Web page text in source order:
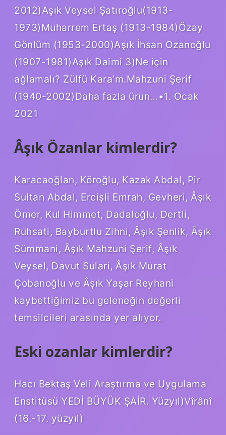
2012)Aşık Veysel Şatıroğlu(1913-
1973)Muharrem Ertaş (1913-1984)Özay
Gönlüm (1953-2000)Aşık İhsan Ozanoğlu
(1907-1981)Aşık Daimi 3)Ne için
ağlamalı? Zülfü Kara’m.Mahzuni Şerif
(1940-2002)Daha fazla ürün…•1. Ocak
2021
Âşık Özanlar kimlerdir?
Karacaoğlan, Köroğlu, Kazak Abdal, Pir
Sultan Abdal, Ercişli Emrah, Gevheri, Âşık
Ömer, Kul Himmet, Dadaloğlu, Dertli,
Ruhsati, Bayburtlu Zihni, Âşık Şenlik, Âşık
Sümmani, Âşık Mahzuni Şerif, Âşık
Veysel, Davut Sulari, Âşık Murat
Çobanoğlu ve Âşık Yaşar Reyhani
kaybettiğimiz bu geleneğin değerli
temsilcileri arasında yer alıyor.
Eski ozanlar kimlerdir?
Hacı Bektaş Veli Araştırma ve Uygulama
Enstitüsü YEDİ BÜYÜK ŞAİR. Yüzyıl)Vîrânî
(16.-17. yüzyıl)